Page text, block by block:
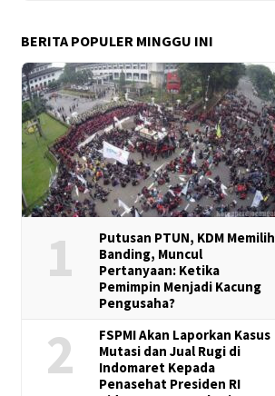
BERITA POPULER MINGGU INI
1
Putusan PTUN, KDM Memilih
Banding, Muncul
Pertanyaan: Ketika
Pemimpin Menjadi Kacung
Pengusaha?
2
FSPMI Akan Laporkan Kasus
Mutasi dan Jual Rugi di
Indomaret Kepada
Penasehat Presiden RI